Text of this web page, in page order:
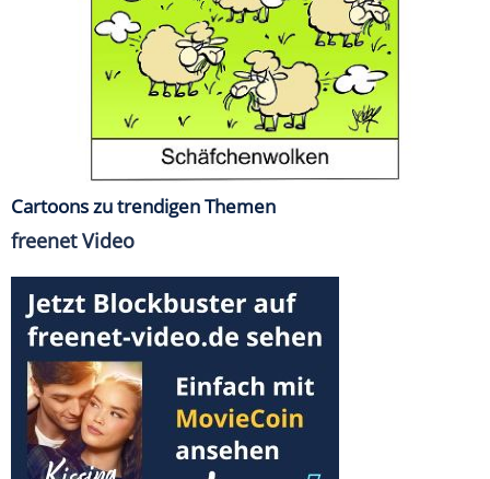
Cartoons zu trendigen Themen
freenet Video